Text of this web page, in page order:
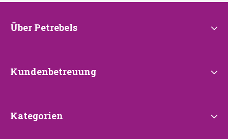
Über
Über Petrebels
Kundenbetreuung
Kundenbetreuung
Kategorien
Kategorien